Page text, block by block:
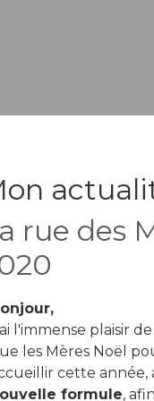
rue des
l'immense plaisir
les Mères Noël
cette année,
formule,